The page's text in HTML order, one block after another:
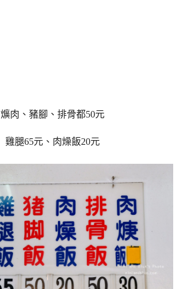
爌肉、豬腳、排骨都50元
雞腿65元、肉燥飯20元